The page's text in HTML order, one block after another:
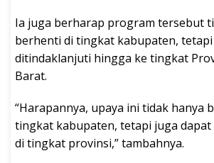
Ia juga berharap program tersebut
berhenti di tingkat kabupaten,
ditindaklanjuti hingga ke tingkat
Barat.
“Harapannya, upaya ini tidak hanya
tingkat kabupaten, tetapi juga
di tingkat provinsi,” tambahnya.